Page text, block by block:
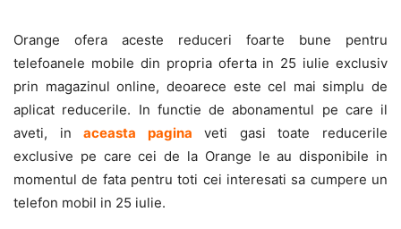
Orange ofera aceste reduceri foarte bune pentru
telefoanele mobile din propria oferta in 25 iulie exclusiv
prin magazinul online, deoarece este cel mai simplu de
aplicat reducerile. In functie de abonamentul pe care il
aveti, inaceasta pagina veti gasi toate reducerile
exclusive pe care cei de la Orange le au disponibile in
momentul de fata pentru toti cei interesati sa cumpere un
telefon mobil in 25 iulie.